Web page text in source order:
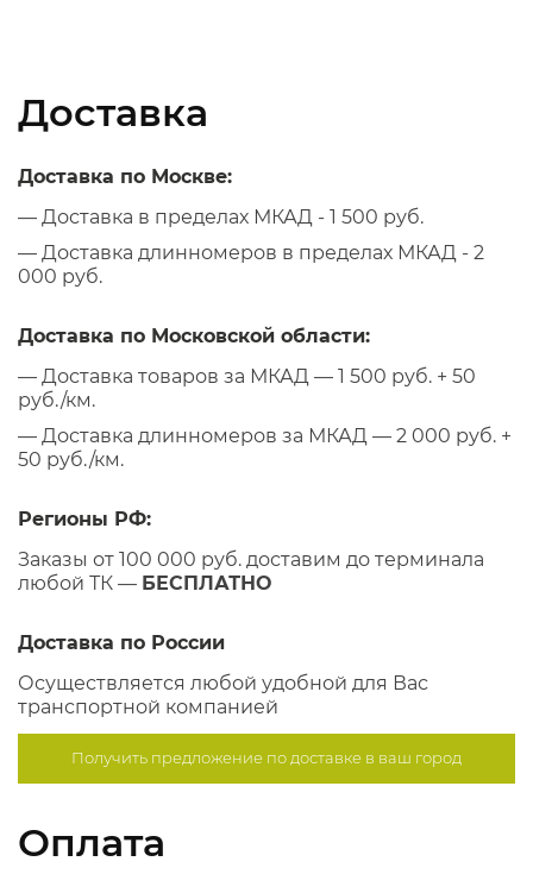
Доставка
Доставка по Москве:
— Доставка в пределах МКАД - 1 500 руб.
— Доставка длинномеров в пределах МКАД - 2
000 руб.
Доставка по Московской области:
— Доставка товаров за МКАД — 1 500 руб. + 50
руб./км.
— Доставка длинномеров за МКАД — 2 000 руб. +
50 руб./км.
Регионы РФ:
Заказы от 100 000 руб. доставим до терминала
любой ТК — БЕСПЛАТНО
Доставка по России
Осуществляется любой удобной для Вас
транспортной компанией
Получить предложение подоставке в ваш город
Оплата